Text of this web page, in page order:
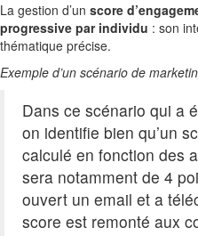
La gestion d’un score
progressive par individu : son
thématique précise.
Exemple d’un scénario de
Dans ce scénario qui a
on identifie bien qu’un
calculé en fonction des
sera notamment de 4
ouvert un email et a
score est remonté aux